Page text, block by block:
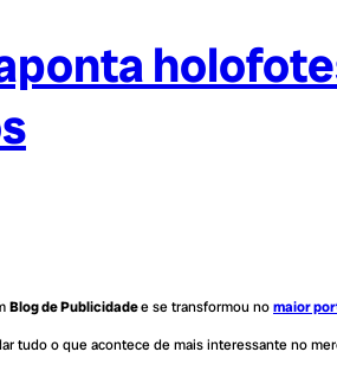
Blog de Publicidadee se transformou nomaior
tudo o que acontece de mais interessante no